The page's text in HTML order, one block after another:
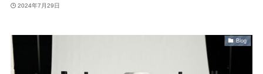
2024年7月29日
Blog